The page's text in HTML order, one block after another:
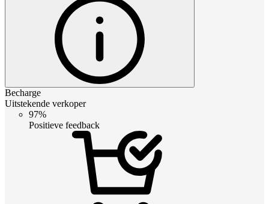
Becharge
Uitstekende verkoper
97%
Positieve feedback